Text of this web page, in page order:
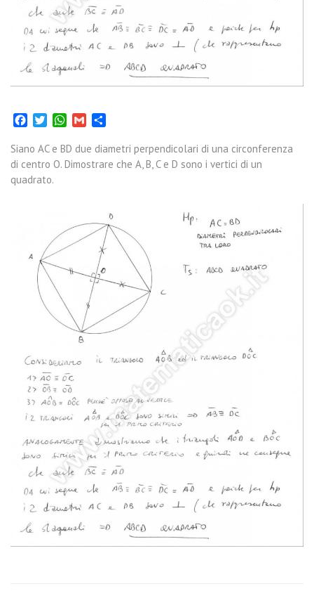
FacebookTwitterWhatsApp
Gmail
Siano AC e BD due diametri perpendicolari di una circonferenza
di centro O. Dimostrare che A, B, C e D sono i vertici di un
quadrato.